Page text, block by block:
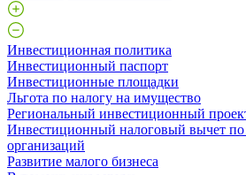
Инвестиционная политика
Инвестиционный паспорт
Инвестиционные площадки
Льгота по налогу на имущество
Региональный инвестиционный
Инвестиционный налоговый вычет
организаций
Развитие малого бизнеса